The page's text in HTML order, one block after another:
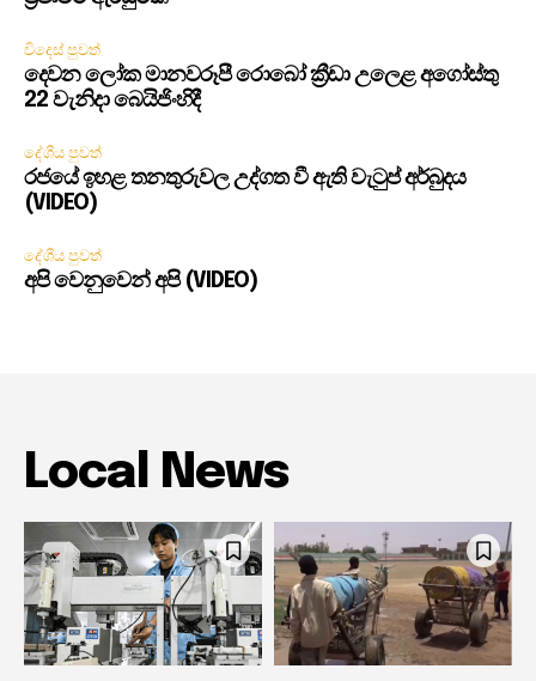
විදෙස් පුවත්
දෙවන ලෝක මානවරූපී රොබෝ ක්‍රීඩා උලෙළ අගෝස්තු
22 වැනිදා බෙයිජිංහිදී
දේශීය පුවත්
රජයේ ඉහළ තනතුරුවල උද්ගත වී ඇති වැටුප් අර්බුදය
(VIDEO)
දේශීය පුවත්
අපි වෙනුවෙන් අපි (VIDEO)
Local News